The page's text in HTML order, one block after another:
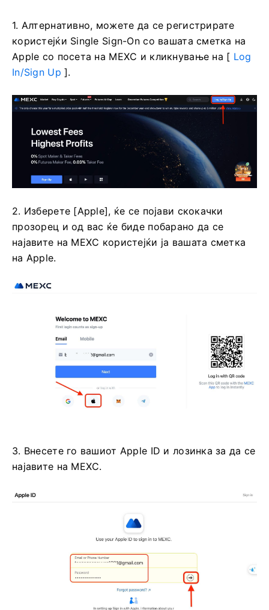
1. Алтернативно, можете да се регистрирате
користејќи Single Sign-On со вашата сметка на
Apple со посета на MEXC и кликнување на [ Log
In/Sign Up ].
2. Изберете [Apple], ќе се појави скокачки
прозорец и од вас ќе биде побарано да се
најавите на MEXC користејќи ја вашата сметка
на Apple.
3. Внесете го вашиот Apple ID и лозинка за да се
најавите на MEXC.